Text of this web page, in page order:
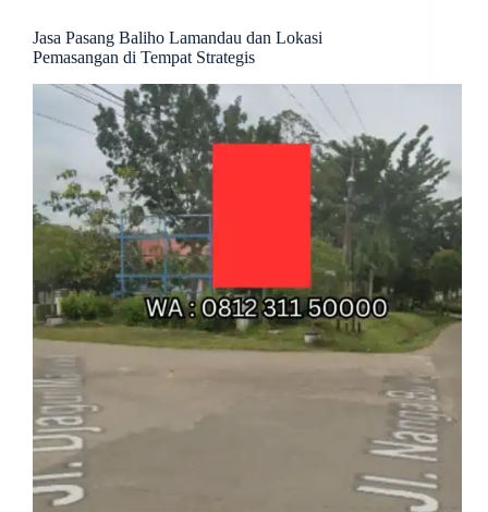
Jasa Pasang Baliho Lamandau dan Lokasi
Pemasangan di Tempat Strategis